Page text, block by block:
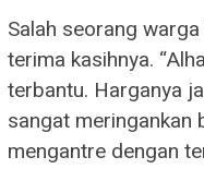
​Salah seorang
terima kasihnya.
terbantu. Harganya
sangat meringankan
mengantre dengan